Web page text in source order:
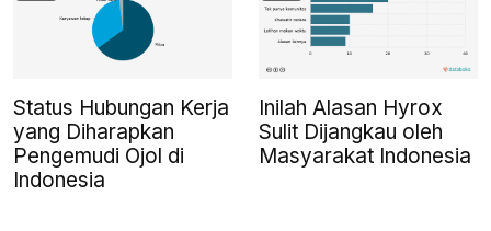
Status Hubungan Kerja
yang Diharapkan
Pengemudi Ojol di
Indonesia
Inilah Alasan Hyrox
Sulit Dijangkau oleh
Masyarakat Indonesia